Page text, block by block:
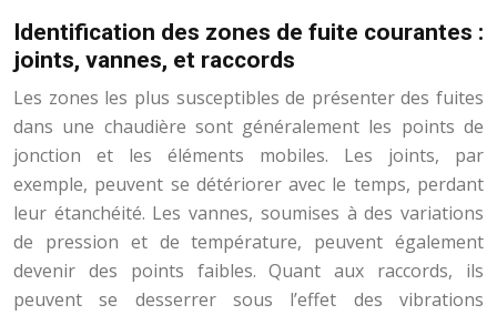
Identification des zones de fuite courantes :
joints, vannes, et raccords
Les zones les plus susceptibles de présenter des fuites
dans une chaudière sont généralement les points de
jonction et les éléments mobiles. Les joints, par
exemple, peuvent se détériorer avec le temps, perdant
leur étanchéité. Les vannes, soumises à des variations
de pression et de température, peuvent également
devenir des points faibles. Quant aux raccords, ils
peuvent se desserrer sous l’effet des vibrations